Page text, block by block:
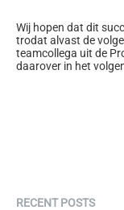
Wij hopen dat dit
trodat alvast de
teamcollega uit de
daarover in het
RECENT POSTS